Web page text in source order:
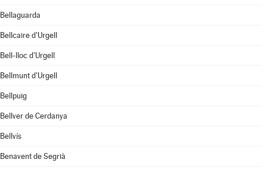
Bellaguarda
Bellcaire d'Urgell
Bell-lloc d'Urgell
Bellmunt d'Urgell
Bellpuig
Bellver de Cerdanya
Bellvís
Benavent de Segrià